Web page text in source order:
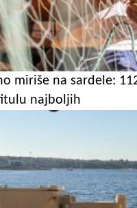
miriše na sardele:
najboljih